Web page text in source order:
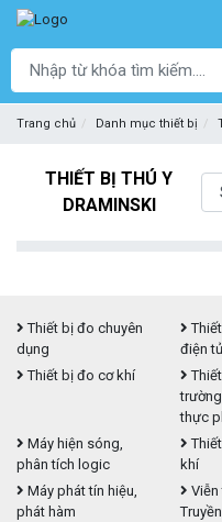
Trang chủ Danh mục thiết bị
THIẾT BỊ THÚ Y
DRAMINSKI
Thiết bị đo chuyên
dụng
điện
Thiết bị đo cơ khí
thực
Máy hiện sóng,
phân tích logic
khí
Máy phát tín hiệu,
phát hàm